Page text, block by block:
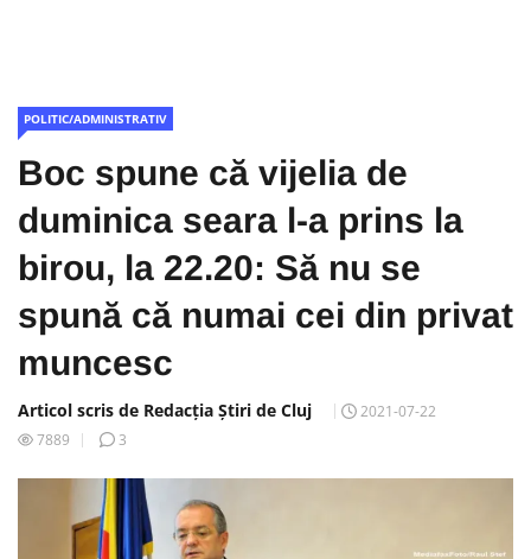
POLITIC/ADMINISTRATIV
Boc spune că vijelia de
duminica seara l-a prins la
birou, la 22.20: Să nu se
spună că numai cei din privat
muncesc
Articol scris de Redacția Știri de Cluj
2021-07-22
7889
3